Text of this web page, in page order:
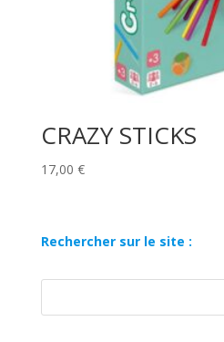
CRAZY STICKS
17,00 €
Rechercher sur le site :